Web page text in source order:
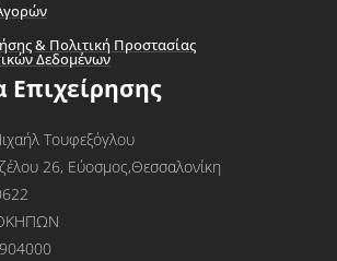
& Πολιτική Προστασίας
Δεδομένων
Επιχείρησης
Τουφεξόγλου
26, Εύοσμος,Θεσσαλονίκη